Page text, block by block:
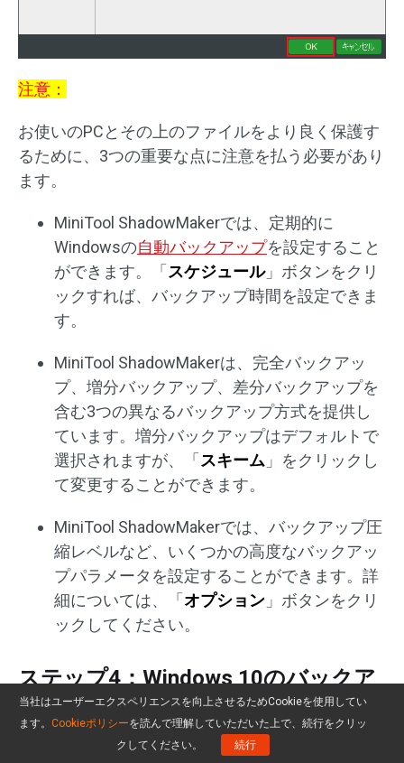
注意：
お使いのPCとその上のファイルをより良く保護す
るために、3つの重要な点に注意を払う必要があり
ます。
MiniTool ShadowMakerでは、定期的に
Windowsの自動バックアップを設定すること
ができます。「スケジュール」ボタンをクリ
ックすれば、バックアップ時間を設定できま
す。
MiniTool ShadowMakerは、完全バックアッ
プ、増分バックアップ、差分バックアップを
含む3つの異なるバックアップ方式を提供し
ています。増分バックアップはデフォルトで
選択されますが、「スキーム 」をクリックし
て変更することができます。
MiniTool ShadowMakerでは、バックアップ圧
縮レベルなど、いくつかの高度なバックアッ
プパラメータを設定することができます。詳
細については、「オプション 」ボタンをクリ
ックしてください。
ステップ4：Windows 10のバックア
ップの開始
今すぐバックアップ 」をクリックすると、
当社はユーザーエクスペリエンスを向上させるためCookieを使用してい
ます。 Cookieポリシーを読んで理解していただいた上で、続行をクリッ
クしてください。
続行